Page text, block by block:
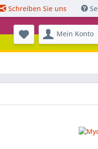
Schreiben Sie uns
Mein Konto